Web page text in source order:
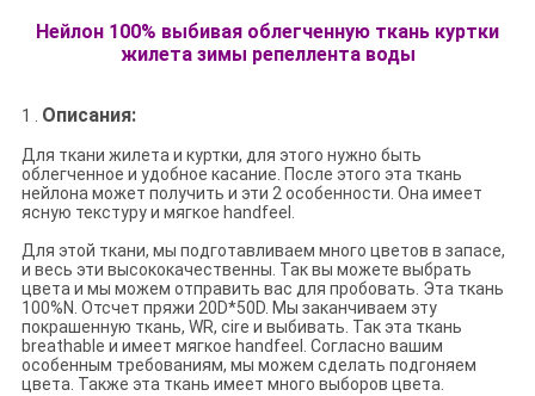
Нейлон 100% выбивая облегченную ткань куртки
жилета зимы репеллента воды
1 . Описания:
Для ткани жилета и куртки, для этого нужно быть
облегченное и удобное касание. После этого эта ткань
нейлона может получить и эти 2 особенности. Она имеет
ясную текстуру и мягкое handfeel.
Для этой ткани, мы подготавливаем много цветов в запасе,
и весь эти высококачественны. Так вы можете выбрать
цвета и мы можем отправить вас для пробовать. Эта ткань
100%N. Отсчет пряжи 20D*50D. Мы заканчиваем эту
покрашенную ткань, WR, cire и выбивать. Так эта ткань
breathable и имеет мягкое handfeel. Согласно вашим
особенным требованиям, мы можем сделать подгоняем
цвета. Также эта ткань имеет много выборов цвета.